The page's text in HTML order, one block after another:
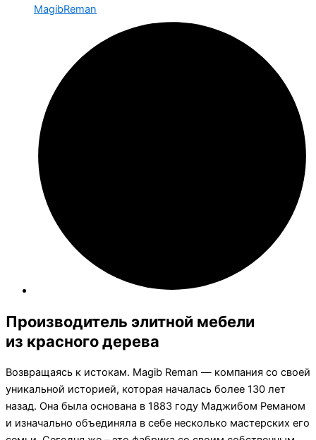
MagibReman
Производитель элитной мебели
из красного дерева
Возвращаясь к истокам. Magib Reman — компания со своей
уникальной историей, которая началась более 130 лет
назад. Она была основана в 1883 году Маджибом Реманом
и изначально объединяла в себе несколько мастерских его